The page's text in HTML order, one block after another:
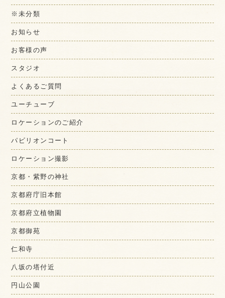
※未分類
お知らせ
お客様の声
スタジオ
よくあるご質問
ユーチューブ
ロケーションのご紹介
パビリオンコート
ロケーション撮影
京都・紫野の神社
京都府庁旧本館
京都府立植物園
京都御苑
仁和寺
八坂の塔付近
円山公園